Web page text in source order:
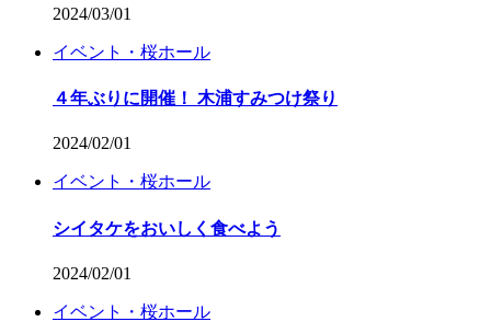
2024/03/01
イベント・桜ホール
４年ぶりに開催！ 木浦すみつけ祭り
2024/02/01
イベント・桜ホール
シイタケをおいしく食べよう
2024/02/01
イベント・桜ホール